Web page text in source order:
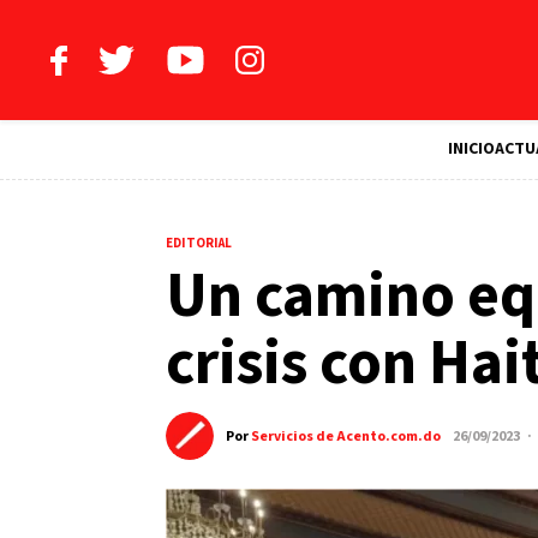
INICIO
EDITORIAL
Un camino
crisis con
PorServicios de Acento.com.do 26/09/2023 ·